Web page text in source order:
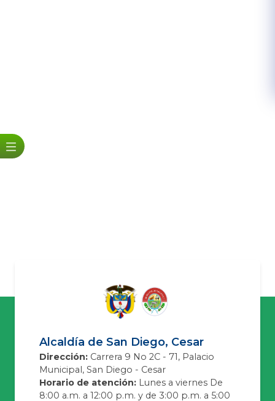
Alcaldía de San Diego, Cesar
Dirección: Carrera 9 No 2C - 71, Palacio
Municipal, San Diego - Cesar
Horario de atención: Lunes a viernes De
8:00 a.m. a 12:00 p.m. y de 3:00 p.m. a 5:00